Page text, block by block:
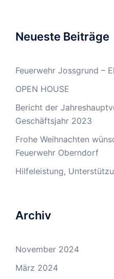
Neueste Beiträge
Feuerwehr Jossgrund –
OPEN HOUSE
Bericht der
Geschäftsjahr 2023
Frohe Weihnachten
Feuerwehr Oberndorf
Hilfeleistung,
Archiv
November 2024
März 2024